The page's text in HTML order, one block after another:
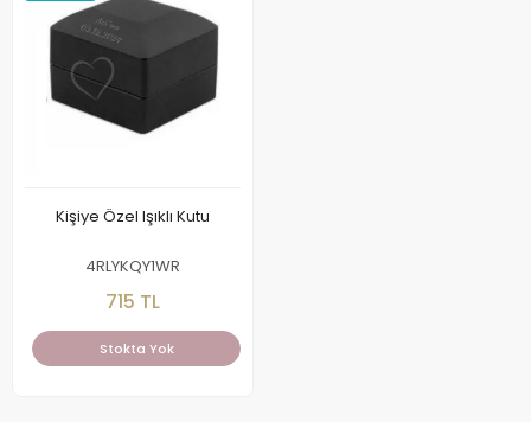
Kişiye Özel Işıklı Kutu
4RLYKQY1WR
715 TL
Stokta Yok